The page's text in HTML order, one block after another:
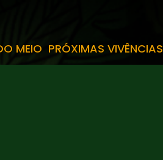
MEIO PRÓXIMAS VIVÊNCIAS